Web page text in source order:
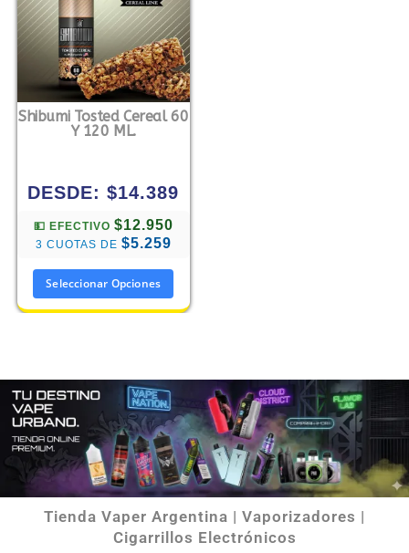
Shibumi Tosted Cereal 60
Y 120 ML.
DESDE:$14.389
💵 EFECTIVO $12.950
3 CUOTAS DE $5.259
Seleccionar Opciones
Tienda Vaper Argentina | Vaporizadores |
Cigarrillos Electrónicos